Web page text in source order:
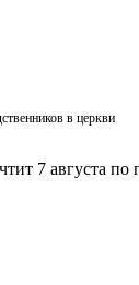
в церкви
7 августа